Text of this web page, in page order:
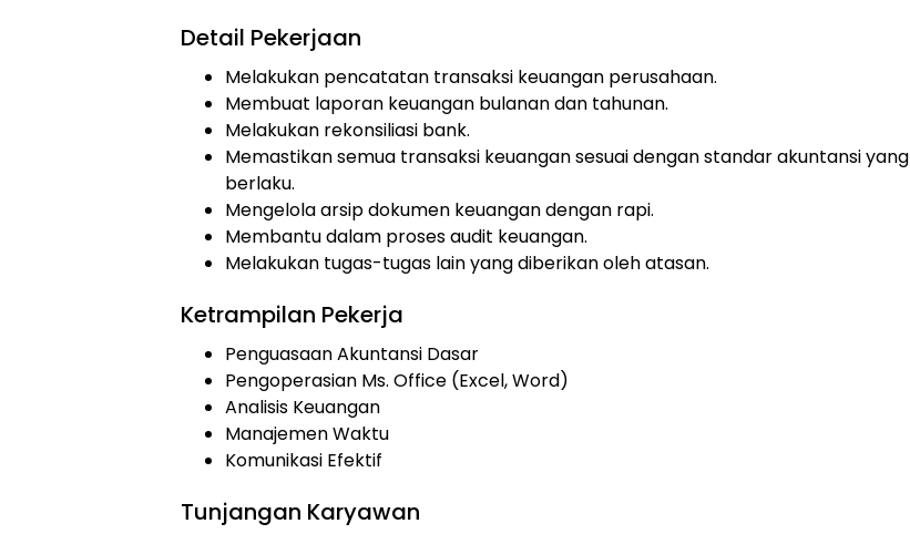
Detail Pekerjaan
Melakukan pencatatan transaksi keuangan perusahaan.
Membuat laporan keuangan bulanan dan tahunan.
Melakukan rekonsiliasi bank.
Memastikan semua transaksi keuangan sesuai dengan standar akuntansi yang
berlaku.
Mengelola arsip dokumen keuangan dengan rapi.
Membantu dalam proses audit keuangan.
Melakukan tugas-tugas lain yang diberikan oleh atasan.
Ketrampilan Pekerja
Penguasaan Akuntansi Dasar
Pengoperasian Ms. Office (Excel, Word)
Analisis Keuangan
Manajemen Waktu
Komunikasi Efektif
Tunjangan Karyawan